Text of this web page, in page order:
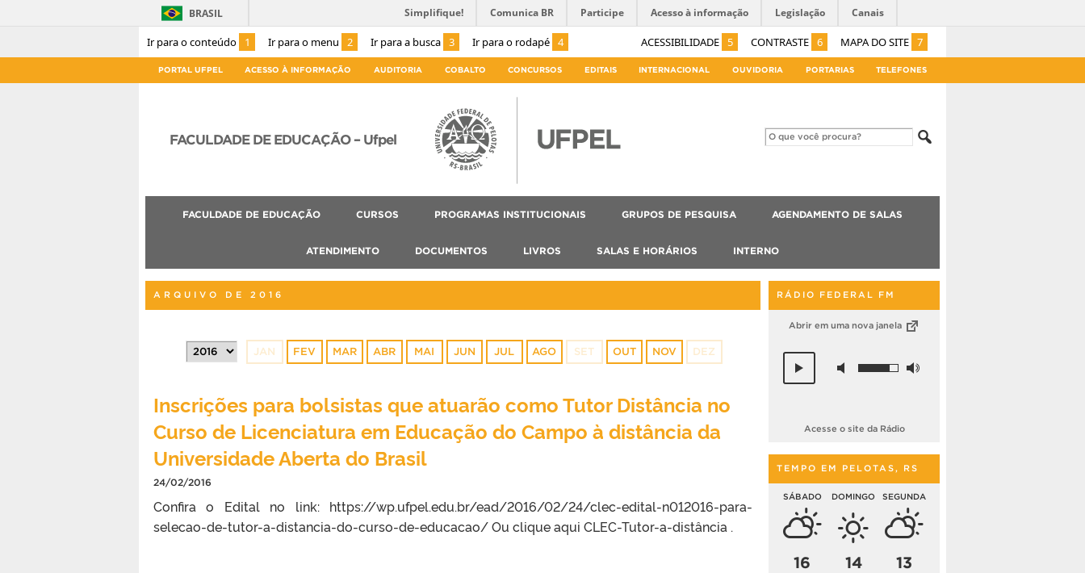
Ir para o conteúdo 1 Ir para o menu 2 Ir para a busca 3 Ir para o rodapé 4 ACESSIBILIDADE 5 CONTRASTE 6 MAPA DO SITE 7
BRASIL Simplifique! Comunica BR Participe Acesso à informação Legislação Canais
PORTAL UFPEL ACESSO À INFORMAÇÃO AUDITORIA COBALTO CONCURSOS EDITAIS INTERNACIONAL OUVIDORIA PORTARIAS TELEFONES
FACULDADE DE EDUCAÇÃO – Ufpel
FACULDADE DE EDUCAÇÃO CURSOS PROGRAMAS INSTITUCIONAIS GRUPOS DE PESQUISA AGENDAMENTO DE SALAS
ATENDIMENTO DOCUMENTOS LIVROS SALAS E HORÁRIOS INTERNO
ARQUIVO DE 2016
JAN FEV MAR ABR MAI JUN JUL AGO SET OUT NOV DEZ
Inscrições para bolsistas que atuarão como Tutor Distância no
Curso de Licenciatura em Educação do Campo à distância da
Universidade Aberta do Brasil
24/02/2016
Confira o Edital no link: https://wp.ufpel.edu.br/ead/2016/02/24/clec-edital-n012016-para-
selecao-de-tutor-a-distancia-do-curso-de-educacao/ Ou clique aqui CLEC-Tutor-a-distância .
RÁDIO FEDERAL FM
Abrir em uma nova janela
Acesse o site da Rádio
TEMPO EM PELOTAS, RS
SÁBADO
16
DOMINGO
14
SEGUNDA
13